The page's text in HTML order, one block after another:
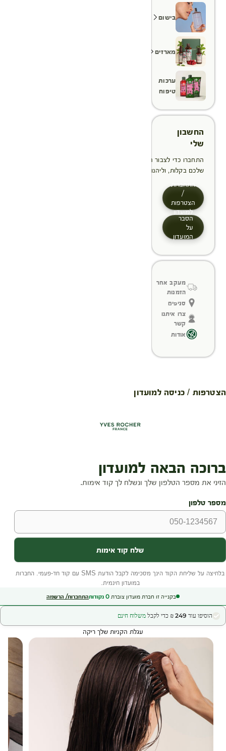
בישום
מארזים
ערכות
טיפוח
החשבון
שלי
התחברו כדי לצבור הטבות, לנהל ולעקוב אחר ההזמנות
שלכם בקלות, וליהנות מתהליך תשלום מהיר יותר
התחברות
/
הצטרפות
למועדון
הסבר
על
המועדון
מעקב אחר
הזמנות
סניפים
צרו איתנו
קשר
אודות
הצטרפות / כניסה למועדון
בקנייה זו חברת מועדון צוברת 0 נקודותהתחברות/ הרשמה
הוסיפו עוד 249 ₪ כדי לקבל משלוח חינם
עגלת הקניות שלך ריקה